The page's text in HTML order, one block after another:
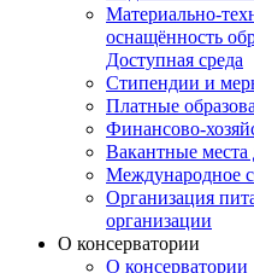
Материально-
оснащённость
Доступная среда
Стипендии и
Платные
Финансово-
Вакантные места
Международное
Организация
организации
О консерватории
О консерватории